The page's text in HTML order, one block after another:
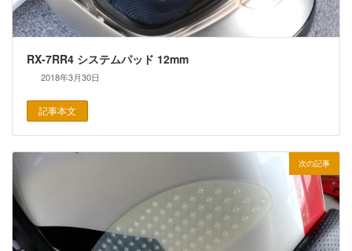
RX-7RR4 システムパッド 12mm
2018年3月30日
記事本文
次の記事